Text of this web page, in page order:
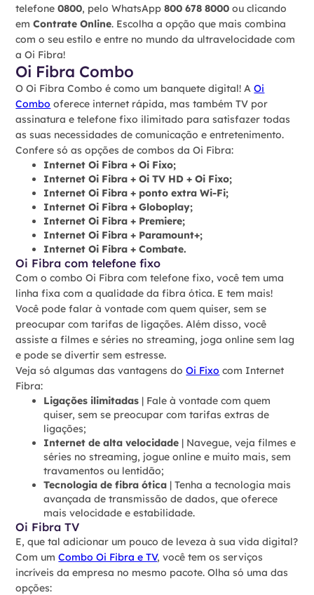
telefone0800, pelo WhatsApp800 678 8000 ou clicando
emContrate Online. Escolha a opção que mais combina
com o seu estilo e entre no mundo da ultravelocidade com
a Oi Fibra!
Oi Fibra Combo
O Oi Fibra Combo é como um banquete digital! AOi
Combo oferece internet rápida, mas também TV por
assinatura e telefone fixo ilimitado para satisfazer todas
as suas necessidades de comunicação e entretenimento.
Confere só as opções de combos da Oi Fibra:
Internet Oi Fibra + Oi Fixo;
Internet Oi Fibra + Oi TV HD + Oi Fixo;
Internet Oi Fibra + ponto extra Wi-Fi;
Internet Oi Fibra + Globoplay;
Internet Oi Fibra + Premiere;
Internet Oi Fibra + Paramount+;
Internet Oi Fibra + Combate.
Oi Fibra com telefone fixo
Com o combo Oi Fibra com telefone fixo, você tem uma
linha fixa com a qualidade da fibra ótica. E tem mais!
Você pode falar à vontade com quem quiser, sem se
preocupar com tarifas de ligações. Além disso, você
assiste a filmes e séries no streaming, joga online sem lag
e pode se divertir sem estresse.
Veja só algumas das vantagens doOi Fixo com Internet
Fibra:
Ligações ilimitadas | Fale à vontade com quem
quiser, sem se preocupar com tarifas extras de
ligações;
Internet de alta velocidade | Navegue, veja filmes e
séries no streaming, jogue online e muito mais, sem
travamentos ou lentidão;
Tecnologia de fibra ótica | Tenha a tecnologia mais
avançada de transmissão de dados, que oferece
mais velocidade e estabilidade.
Oi Fibra TV
E, que tal adicionar um pouco de leveza à sua vida digital?
Com umCombo Oi Fibra e TV, você tem os serviços
incríveis da empresa no mesmo pacote. Olha só uma das
opções: